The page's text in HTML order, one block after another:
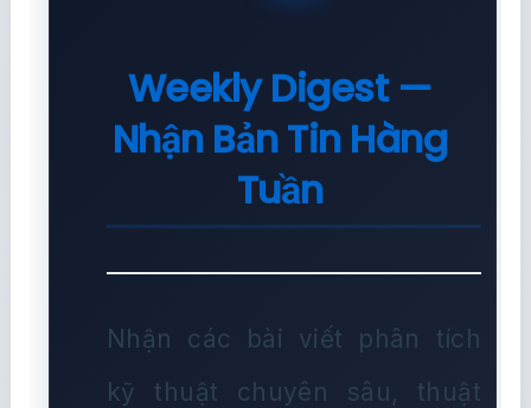
Weekly Digest —
Nhận Bản Tin Hàng
Tuần
Nhận các bài viết phân tích
kỹ thuật chuyên sâu, thuật